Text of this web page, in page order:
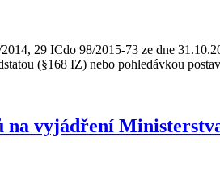
29 ICdo 98/2015-73 ze dne
(§168 IZ) nebo pohledávkou
na vyjádření